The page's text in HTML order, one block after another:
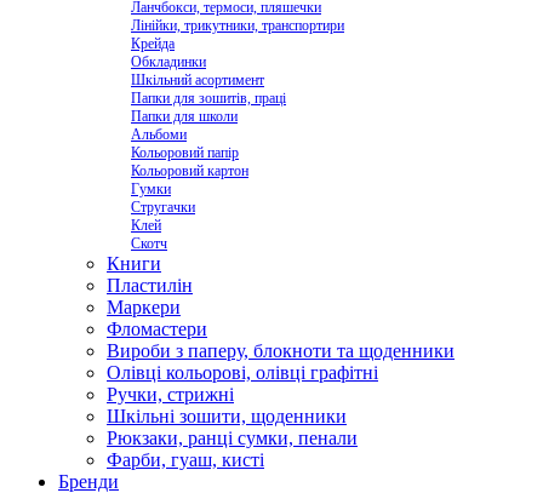
Ланчбокси, термоси, пляшечки
Лінійки, трикутники, транспортири
Крейда
Обкладинки
Шкільний асортимент
Папки для зошитів, праці
Папки для школи
Альбоми
Кольоровий папір
Кольоровий картон
Гумки
Стругачки
Клей
Скотч
Книги
Пластилін
Маркери
Фломастери
Вироби з паперу, блокноти та щоденники
Олівці кольорові, олівці графітні
Ручки, стрижні
Шкільні зошити, щоденники
Рюкзаки, ранці сумки, пенали
Фарби, гуаш, кисті
Бренди